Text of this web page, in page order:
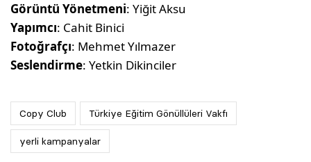
Görüntü Yönetmeni: Yiğit Aksu
Yapımcı: Cahit Binici
Fotoğrafçı: Mehmet Yılmazer
Seslendirme: Yetkin Dikinciler
Copy Club Türkiye Eğitim Gönüllüleri Vakfı
yerli kampanyalar